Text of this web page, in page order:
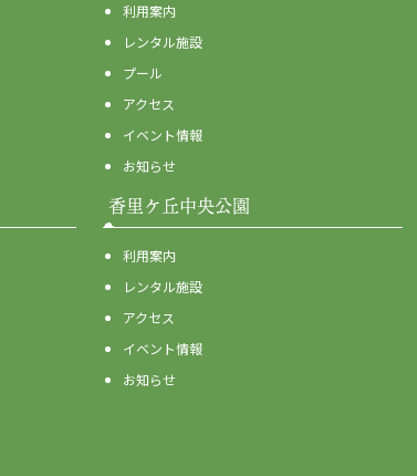
利用案内
レンタル施設
プール
アクセス
イベント情報
お知らせ
香里ケ丘中央公園
利用案内
レンタル施設
アクセス
イベント情報
お知らせ